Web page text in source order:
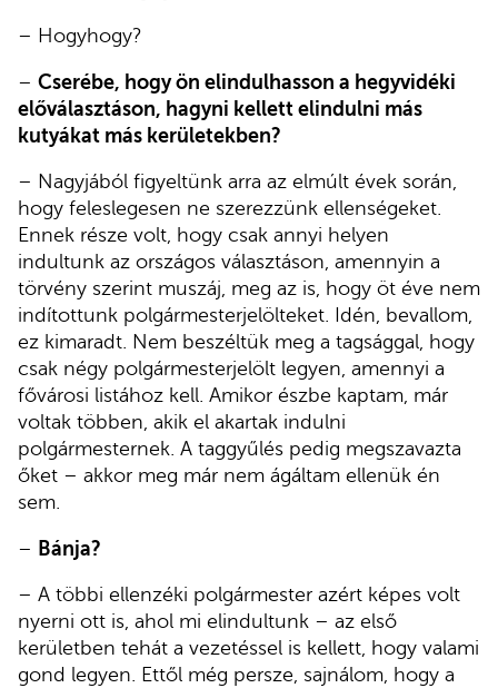
– Hogyhogy?
– Cserébe, hogy ön elindulhasson a hegyvidéki
előválasztáson, hagyni kellett elindulni más
kutyákat más kerületekben?
– Nagyjából figyeltünk arra az elmúlt évek során,
hogy feleslegesen ne szerezzünk ellenségeket.
Ennek része volt, hogy csak annyi helyen
indultunk az országos választáson, amennyin a
törvény szerint muszáj, meg az is, hogy öt éve nem
indítottunk polgármesterjelölteket. Idén, bevallom,
ez kimaradt. Nem beszéltük meg a tagsággal, hogy
csak négy polgármesterjelölt legyen, amennyi a
fővárosi listához kell. Amikor észbe kaptam, már
voltak többen, akik el akartak indulni
polgármesternek. A taggyűlés pedig megszavazta
őket – akkor meg már nem ágáltam ellenük én
sem.
– Bánja?
– A többi ellenzéki polgármester azért képes volt
nyerni ott is, ahol mi elindultunk – az első
kerületben tehát a vezetéssel is kellett, hogy valami
gond legyen. Ettől még persze, sajnálom, hogy a